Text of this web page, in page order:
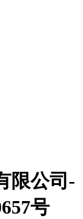
限公司-
号